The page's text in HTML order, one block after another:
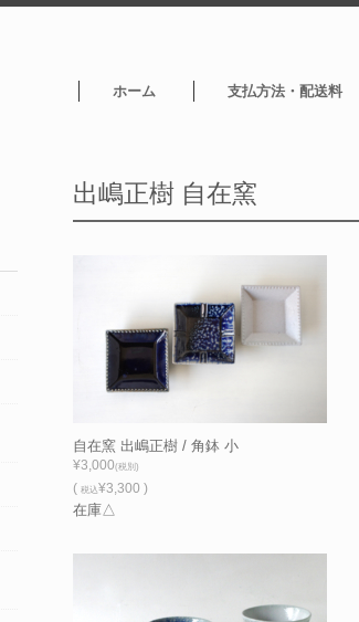
ホーム 支払方法・配送料
出嶋正樹 自在窯
自在窯 出嶋正樹 / 角鉢 小
¥3,000(税別)
( 税込¥3,300 )
在庫△